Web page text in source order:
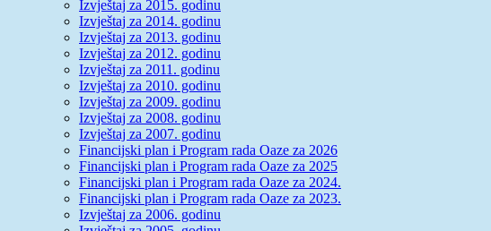
Izvještaj za 2015. godinu
Izvještaj za 2014. godinu
Izvještaj za 2013. godinu
Izvještaj za 2012. godinu
Izvještaj za 2011. godinu
Izvještaj za 2010. godinu
Izvještaj za 2009. godinu
Izvještaj za 2008. godinu
Izvještaj za 2007. godinu
Financijski plan i Program rada Oaze za 2026
Financijski plan i Program rada Oaze za 2025
Financijski plan i Program rada Oaze za 2024.
Financijski plan i Program rada Oaze za 2023.
Izvještaj za 2006. godinu